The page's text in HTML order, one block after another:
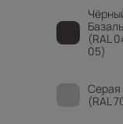
(RAL
05)
Серая
(RAL